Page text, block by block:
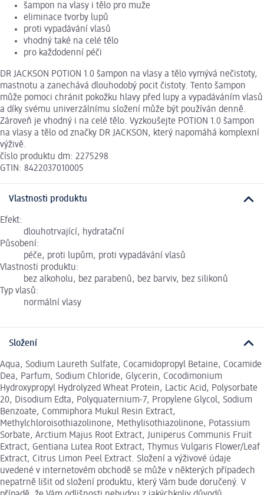
šampon na vlasy i tělo pro muže
eliminace tvorby lupů
proti vypadávání vlasů
vhodný také na celé tělo
pro každodenní péči
DR JACKSON POTION 1.0 šampon na vlasy a tělo vymývá nečistoty,
mastnotu a zanechává dlouhodobý pocit čistoty. Tento šampon
může pomoci chránit pokožku hlavy před lupy a vypadáváním vlasů
a díky svému univerzálnímu složení může být používán denně.
Zároveň je vhodný i na celé tělo. Vyzkoušejte POTION 1.0 šampon
na vlasy a tělo od značky DR JACKSON, který napomáhá komplexní
výživě.
číslo produktu dm: 2275298
GTIN: 8422037010005
Vlastnosti produktu
Efekt:
dlouhotrvající, hydratační
Působení:
péče, proti lupům, proti vypadávání vlasů
Vlastnosti produktu:
bez alkoholu, bez parabenů, bez barviv, bez silikonů
Typ vlasů:
normální vlasy
Složení
Aqua, Sodium Laureth Sulfate, Cocamidopropyl Betaine, Cocamide
Dea, Parfum, Sodium Chloride, Glycerin, Cocodimonium
Hydroxypropyl Hydrolyzed Wheat Protein, Lactic Acid, Polysorbate
20, Disodium Edta, Polyquaternium-7, Propylene Glycol, Sodium
Benzoate, Commiphora Mukul Resin Extract,
Methylchloroisothiazolinone, Methylisothiazolinone, Potassium
Sorbate, Arctium Majus Root Extract, Juniperus Communis Fruit
Extract, Gentiana Lutea Root Extract, Thymus Vulgaris Flower/Leaf
Extract, Citrus Limon Peel Extract. Složení a výživové údaje
uvedené v internetovém obchodě se může v některých případech
nepatrně lišit od složení produktu, který Vám bude doručený. V